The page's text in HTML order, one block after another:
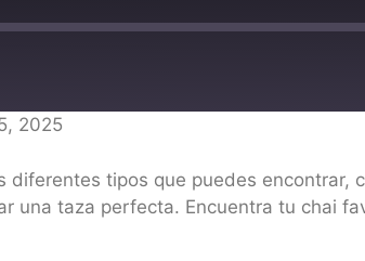
2025
tipos que puedes encontrar,
una taza perfecta. Encuentra tu chai